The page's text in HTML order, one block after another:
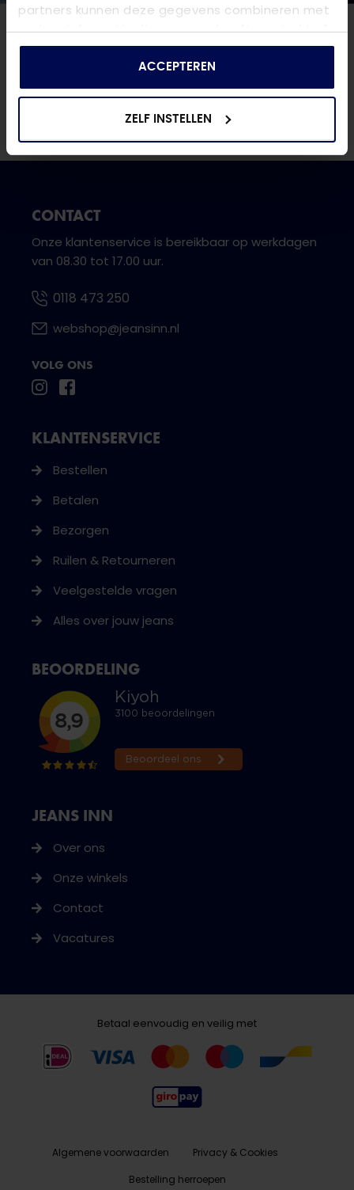
partners kunnen deze gegevens combineren met
andere informatie die u aan ze heeft verstrekt of
die ze hebben verzameld op basis van uw gebruik
ACCEPTEREN
ZELF INSTELLEN
NIEUWSBRIEF
spijkerharde deals en leuke verrassingen
CONTACT
Onze klantenservice is bereikbaar op werkdagen
van 08.30 tot 17.00 uur.
0118 473 250
webshop@jeansinn.nl
VOLG ONS
JEANS INN
Over ons
Onze winkels
Contact
Vacatures
KLANTENSERVICE
Bestellen
Betalen
Bezorgen
Ruilen & Retourneren
Veelgestelde vragen
Alles over jouw jeans
BEOORDELING
Betaal eenvoudig en veilig met
Algemene voorwaarden
Privacy & Cookies
Bestelling herroepen